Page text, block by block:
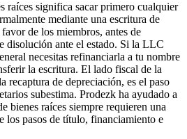
raíces significa sacar primero cualquier
mediante una escritura de
de los miembros, antes de
disolución ante el estado. Si la LLC
necesitas refinanciarla a tu nombre
la escritura. El lado fiscal de la
recaptura de depreciación, es el paso
subestima. Prodezk ha ayudado a
bienes raíces siempre requieren una
los pasos de título, financiamiento e